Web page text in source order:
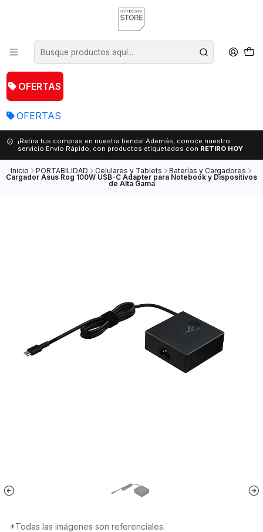
OFERTAS
OFERTAS
¡Retira tus compras en nuestra tienda! Además, conoce nuestro
servicio Envío Rápido, con productos etiquetados con RETIRO HOY
Inicio PORTABILIDAD Celulares y Tablets Baterías y Cargadores
Cargador Asus Rog 100W USB-C Adapter para Notebook y Dispositivos
de Alta Gama
*Todas las imágenes son referenciales.